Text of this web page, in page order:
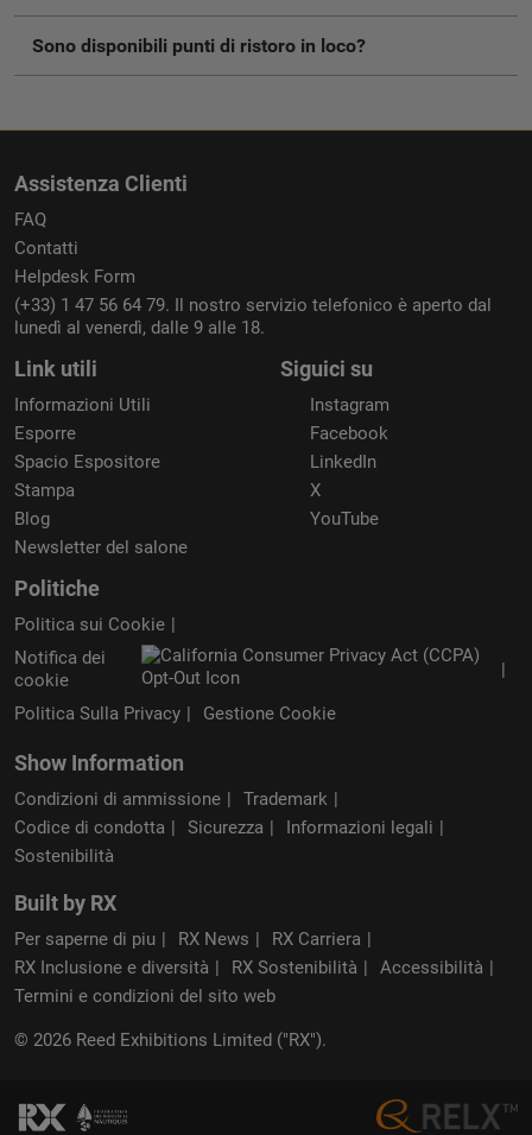
Sono disponibili punti di ristoro in loco?
Assistenza Clienti
FAQ
Contatti
Helpdesk Form
(+33) 1 47 56 64 79. Il nostro servizio telefonico è aperto dal
lunedì al venerdì, dalle 9 alle 18.
Link utili
Informazioni Utili
Esporre
Spacio Espositore
Stampa
Blog
Newsletter del salone
Siguici su
Instagram
Facebook
LinkedIn
X
YouTube
Politiche
Politica sui Cookie
Notifica dei
cookie
Politica Sulla Privacy
Gestione Cookie
Show Information
Condizioni di ammissione
Trademark
Codice di condotta
Sicurezza
Informazioni legali
Sostenibilità
Built by RX
Per saperne di piu RX News
RX Carriera
RX Inclusione e diversità
RX Sostenibilità
Accessibilità
Termini e condizioni del sito web
© 2026 Reed Exhibitions Limited ("RX").